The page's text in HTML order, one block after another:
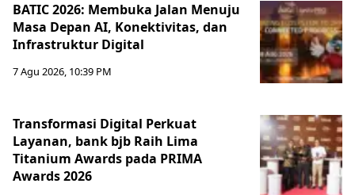
BATIC 2026: Membuka Jalan Menuju
Masa Depan AI, Konektivitas, dan
Infrastruktur Digital
7 Agu 2026, 10:39 PM
Transformasi Digital Perkuat
Layanan, bank bjb Raih Lima
Titanium Awards pada PRIMA
Awards 2026